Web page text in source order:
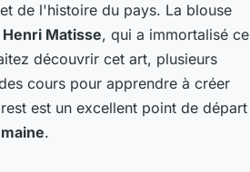
de l'histoire du pays. La blouse
Henri Matisse, qui a immortalisé ce
découvrir cet art, plusieurs
cours pour apprendre à créer
est un excellent point de départ
.